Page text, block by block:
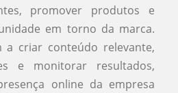
promover produtos e
em torno da marca.
a criar conteúdo relevante,
e monitorar resultados,
online da empresa